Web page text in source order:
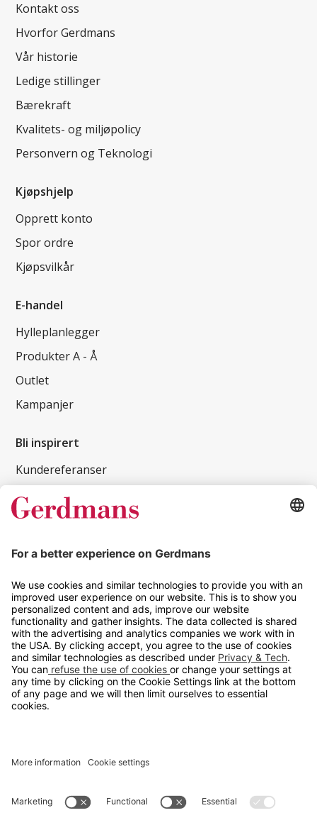
Kontakt oss
Hvorfor Gerdmans
Vår historie
Ledige stillinger
Bærekraft
Kvalitets- og miljøpolicy
Personvern og Teknologi
Kjøpshjelp
Opprett konto
Spor ordre
Kjøpsvilkår
E-handel
Hylleplanlegger
Produkter A - Å
Outlet
Kampanjer
Bli inspirert
Kundereferanser
Magasin
Tips og guider
Kontakt
info@gerdmans.no
67 80 56 20
Åpningstid
Hverdager 08:00-16:00